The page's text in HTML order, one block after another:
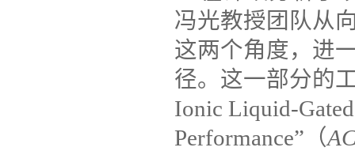
冯光教授团队从
这两个角度，进
径。这一部分的
Ionic Liquid-
Performance” （